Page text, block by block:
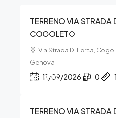
TERRENO VIA STRADA
COGOLETO
Via Strada Di Lerca,
Genova
11/09/2026 0
€5.990
TERRENO VIA STRADA